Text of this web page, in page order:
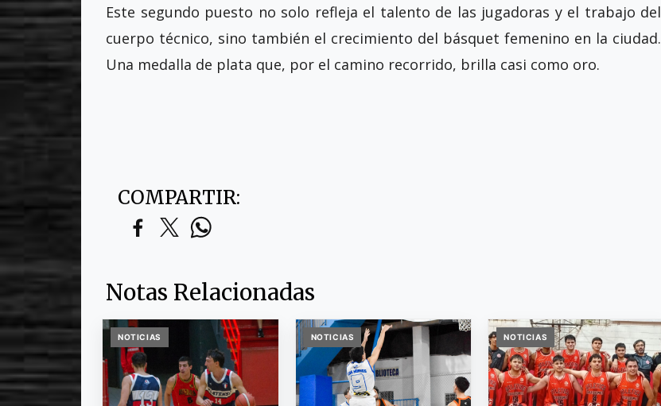
Este segundo puesto no solo refleja el talento de las jugadoras y el trabajo del
cuerpo técnico, sino también el crecimiento del básquet femenino en la ciudad.
Una medalla de plata que, por el camino recorrido, brilla casi como oro.
COMPARTIR:
Notas Relacionadas
NOTICIAS NOTICIAS NOTICIAS